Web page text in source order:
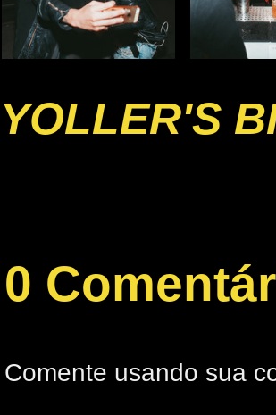
YOLLER'S
0
Comente usando sua